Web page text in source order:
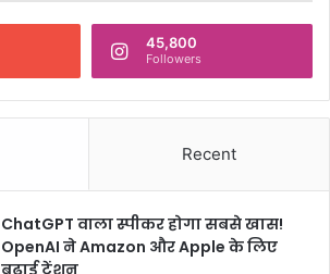
45,800
Followers
Recent
ChatGPT वाला स्पीकर होगा सबसे खास!
OpenAI ने Amazon और Apple के लिए
बढ़ाई टेंशन